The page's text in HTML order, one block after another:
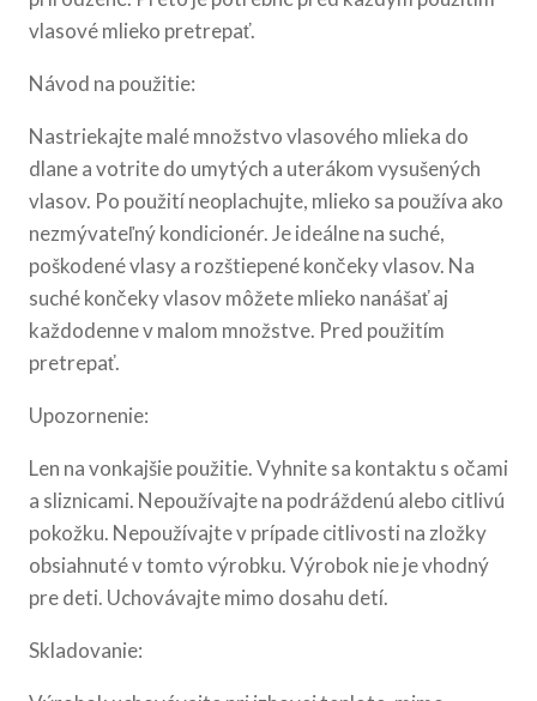
vlasové mlieko pretrepať.
Návod na použitie:
Nastriekajte malé množstvo vlasového mlieka do
dlane a votrite do umytých a uterákom vysušených
vlasov. Po použití neoplachujte, mlieko sa používa ako
nezmývateľný kondicionér. Je ideálne na suché,
poškodené vlasy a rozštiepené končeky vlasov. Na
suché končeky vlasov môžete mlieko nanášať aj
každodenne v malom množstve. Pred použitím
pretrepať.
Upozornenie:
Len na vonkajšie použitie. Vyhnite sa kontaktu s očami
a sliznicami. Nepoužívajte na podráždenú alebo citlivú
pokožku. Nepoužívajte v prípade citlivosti na zložky
obsiahnuté v tomto výrobku. Výrobok nie je vhodný
pre deti. Uchovávajte mimo dosahu detí.
Skladovanie: